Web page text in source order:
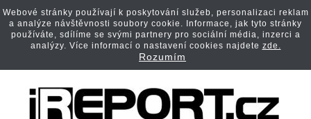
Webové stránky používají k poskytování služeb, personalizaci reklam
a analýze návštěvnosti soubory cookie. Informace, jak tyto stránky
používáte, sdílíme se svými partnery pro sociální média, inzerci a
analýzy. Více informací o nastavení cookies najdete zde.
Rozumím